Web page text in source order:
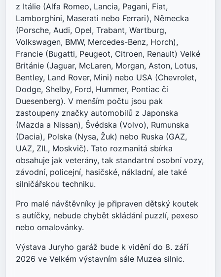
z Itálie (Alfa Romeo, Lancia, Pagani, Fiat,
Lamborghini, Maserati nebo Ferrari), Německa
(Porsche, Audi, Opel, Trabant, Wartburg,
Volkswagen, BMW, Mercedes-Benz, Horch),
Francie (Bugatti, Peugeot, Citroen, Renault) Velké
Británie (Jaguar, McLaren, Morgan, Aston, Lotus,
Bentley, Land Rover, Mini) nebo USA (Chevrolet,
Dodge, Shelby, Ford, Hummer, Pontiac či
Duesenberg). V menším počtu jsou pak
zastoupeny značky automobilů z Japonska
(Mazda a Nissan), Švédska (Volvo), Rumunska
(Dacia), Polska (Nysa, Žuk) nebo Ruska (GAZ,
UAZ, ZIL, Moskvič). Tato rozmanitá sbírka
obsahuje jak veterány, tak standartní osobní vozy,
závodní, policejní, hasičské, nákladní, ale také
silničářskou techniku.
Pro malé návštěvníky je připraven dětský koutek
s autíčky, nebude chybět skládání puzzlí, pexeso
nebo omalovánky.
Výstava Juryho garáž bude k vidění do 8. září
2026 ve Velkém výstavním sále Muzea silnic.